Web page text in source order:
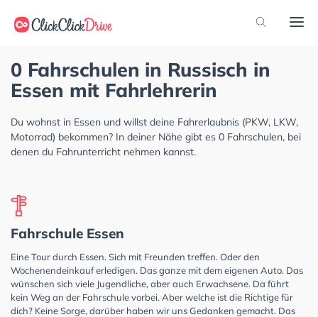
0 Fahrschulen in Russisch in
Essen mit Fahrlehrerin
Du wohnst in Essen und willst deine Fahrerlaubnis (PKW, LKW,
Motorrad) bekommen? In deiner Nähe gibt es 0 Fahrschulen, bei
denen du Fahrunterricht nehmen kannst.
Fahrschule Essen
Eine Tour durch Essen. Sich mit Freunden treffen. Oder den
Wochenendeinkauf erledigen. Das ganze mit dem eigenen Auto. Das
wünschen sich viele Jugendliche, aber auch Erwachsene. Da führt
kein Weg an der Fahrschule vorbei. Aber welche ist die Richtige für
dich? Keine Sorge, darüber haben wir uns Gedanken gemacht. Das